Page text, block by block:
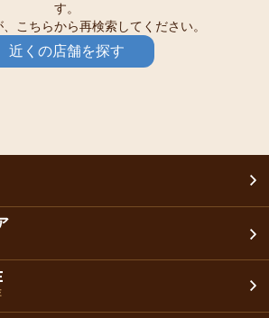
す。
こちらから再検索してください。
近くの店舗を探す